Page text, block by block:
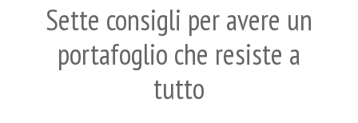
Sette consigli per avere un
portafoglio che resiste a
tutto